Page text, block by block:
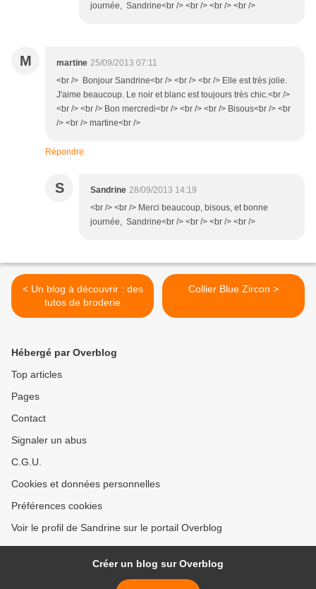
journée, Sandrine<br /> <br /> <br /> <br />
M martine 25/09/2013 07:11
<br /> Bonjour Sandrine<br /> <br /> <br /> Elle est très jolie.
J'aime beaucoup. Le noir et blanc est toujours très chic.<br />
<br /> <br /> Bon mercredi<br /> <br /> <br /> Bisous<br /> <br
/> <br /> martine<br />
Répondre
S Sandrine 28/09/2013 14:19
<br /> <br /> Merci beaucoup, bisous, et bonne
journée, Sandrine<br /> <br /> <br /> <br />
< Un blog à découvrir : des
tutos de broderie
Collier Blue Zircon >
Hébergé par Overblog
Top articles
Pages
Contact
Signaler un abus
C.G.U.
Cookies et données personnelles
Préférences cookies
Voir le profil de Sandrine sur le portail Overblog
Créer un blog sur Overblog